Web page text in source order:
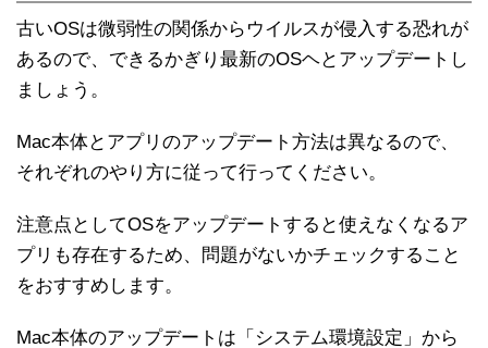
古いOSは微弱性の関係からウイルスが侵入する恐れが
あるので、できるかぎり最新のOSヘとアップデートし
ましょう。
Mac本体とアプリのアップデート方法は異なるので、
それぞれのやり方に従って行ってください。
注意点としてOSをアップデートすると使えなくなるア
プリも存在するため、問題がないかチェックすること
をおすすめします。
Mac本体のアップデートは「システム環境設定」から